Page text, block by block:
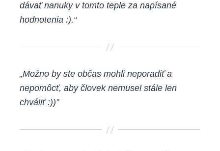
dávať nanuky v tomto teple za napísané
hodnotenia :).“
„Možno by ste občas mohli neporadiť a
nepomôcť, aby človek nemusel stále len
chváliť :))”